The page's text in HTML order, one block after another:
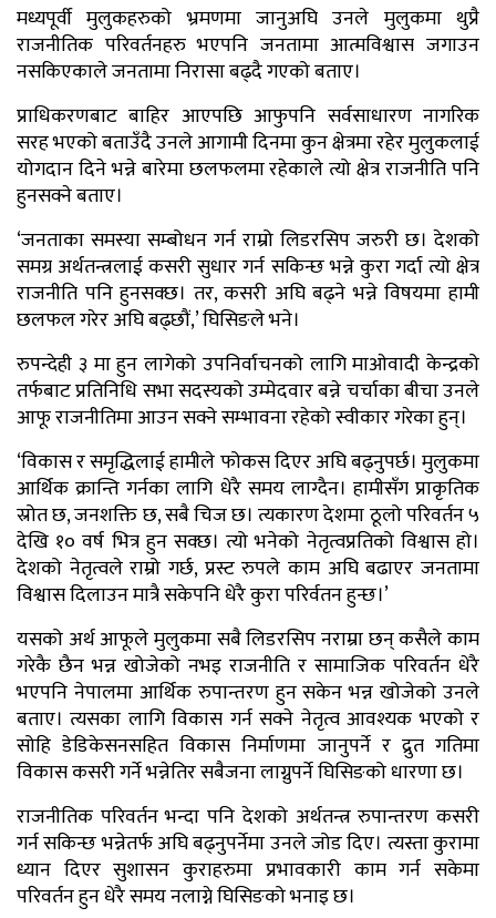
मध्यपूर्वी मुलुकहरुको भ्रमणमा जानुअघि उनले मुलुकमा थुप्रै
राजनीतिक परिवर्तनहरु भएपनि जनतामा आत्मविश्वास जगाउन
नसकिएकाले जनतामा निरासा बढ्दै गएको बताए।
प्राधिकरणबाट बाहिर आएपछि आफुपनि सर्वसाधारण नागरिक
सरह भएको बताउँदै उनले आगामी दिनमा कुन क्षेत्रमा रहेर मुलुकलाई
योगदान दिने भन्ने बारेमा छलफलमा रहेकाले त्यो क्षेत्र राजनीति पनि
हुनसक्ने बताए।
‘जनताका समस्या सम्बोधन गर्न राम्रो लिडरसिप जरुरी छ। देशको
समग्र अर्थतन्त्रलाई कसरी सुधार गर्न सकिन्छ भन्ने कुरा गर्दा त्यो क्षेत्र
राजनीति पनि हुनसक्छ। तर, कसरी अघि बढ्ने भन्ने विषयमा हामी
छलफल गरेर अघि बढ्छौं,’ घिसिङले भने।
रुपन्देही ३ मा हुन लागेको उपनिर्वाचनको लागि माओवादी केन्द्रको
तर्फबाट प्रतिनिधि सभा सदस्यको उम्मेदवार बन्ने चर्चाका बीचा उनले
आफू राजनीतिमा आउन सक्ने सम्भावना रहेको स्वीकार गरेका हुन्।
‘विकास र समृद्धिलाई हामीले फोकस दिएर अघि बढ्नुपर्छ। मुलुकमा
आर्थिक क्रान्ति गर्नका लागि धेरै समय लाग्दैन। हामीसँग प्राकृतिक
स्रोत छ, जनशक्ति छ, सबै चिज छ। त्यकारण देशमा ठूलो परिवर्तन ५
देखि १० वर्ष भित्र हुन सक्छ। त्यो भनेको नेतृत्वप्रतिको विश्वास हो।
देशको नेतृत्वले राम्रो गर्छ, प्रस्ट रुपले काम अघि बढाएर जनतामा
विश्वास दिलाउन मात्रै सकेपनि धेरै कुरा परिर्वतन हुन्छ।’
यसको अर्थ आफूले मुलुकमा सबै लिडरसिप नराम्रा छन् कसैले काम
गरेकै छैन भन्न खोजेको नभइ राजनीति र सामाजिक परिवर्तन धेरै
भएपनि नेपालमा आर्थिक रुपान्तरण हुन सकेन भन्न खोजेको उनले
बताए। त्यसका लागि विकास गर्न सक्ने नेतृत्व आवश्यक भएको र
सोहि डेडिकेसनसहित विकास निर्माणमा जानुपर्ने र द्रुत गतिमा
विकास कसरी गर्ने भन्नेतिर सबैजना लाग्नुपर्ने घिसिङको धारणा छ।
राजनीतिक परिवर्तन भन्दा पनि देशको अर्थतन्त्र रुपान्तरण कसरी
गर्न सकिन्छ भन्नेतर्फ अघि बढ्नुपर्नेमा उनले जोड दिए। त्यस्ता कुरामा
ध्यान दिएर सुशासन कुराहरुमा प्रभावकारी काम गर्न सकेमा
परिवर्तन हुन धेरै समय नलाग्ने घिसिङको भनाइ छ।